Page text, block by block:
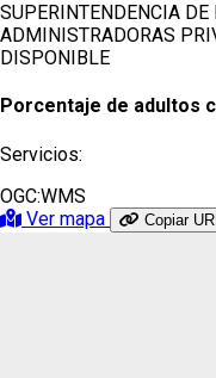
SUPERINTENDENCIA DE
ADMINISTRADORAS
DISPONIBLE
Porcentaje de adultos
Servicios:
OGC:WMS
Ver mapa
Copiar